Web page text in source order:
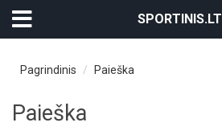
SPORTINIS.LT
Pagrindinis Paieška
Paieška